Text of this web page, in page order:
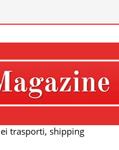
trasporti, shipping